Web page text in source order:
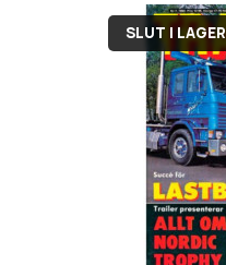
SLUT I LAGER